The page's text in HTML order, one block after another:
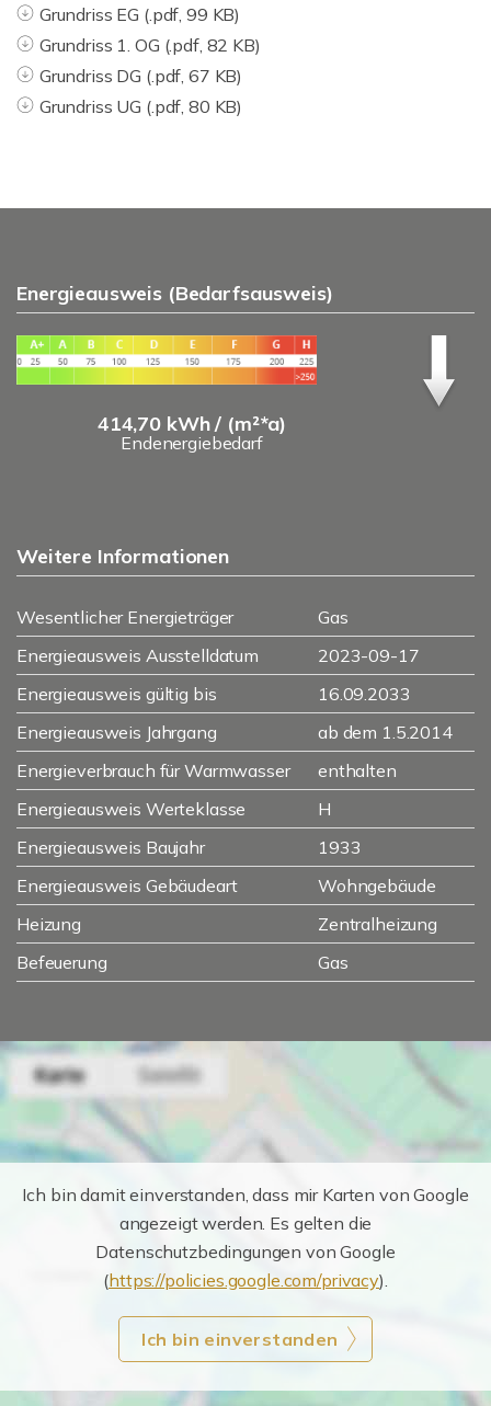
Grundriss EG (.pdf, 99 KB)
Grundriss 1. OG (.pdf, 82 KB)
Grundriss DG (.pdf, 67 KB)
Grundriss UG (.pdf, 80 KB)
Energieausweis (Bedarfsausweis)
414,70 kWh / (m²*a)
Endenergiebedarf
Weitere Informationen
Wesentlicher Energieträger
Gas
Energieausweis Ausstelldatum
2023-09-17
Energieausweis gültig bis
16.09.2033
Energieausweis Jahrgang
ab dem 1.5.2014
Energieverbrauch für Warmwasser
enthalten
Energieausweis Werteklasse
H
Energieausweis Baujahr
1933
Energieausweis Gebäudeart
Wohngebäude
Heizung
Zentralheizung
Befeuerung
Gas
Ich bin damit einverstanden, dass mir Karten von Google
angezeigt werden. Es gelten die
Datenschutzbedingungen von Google
(https://policies.google.com/privacy).
Ich bin einverstanden